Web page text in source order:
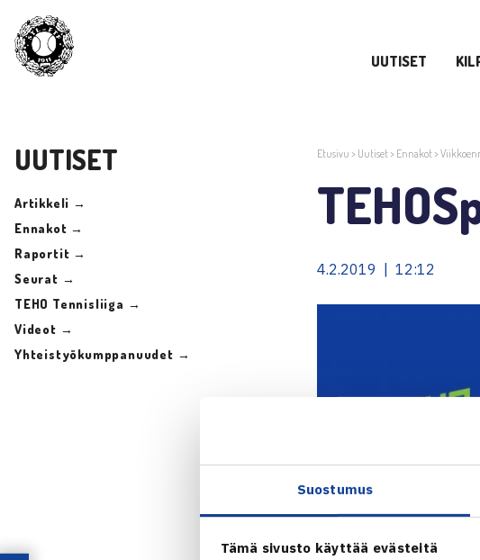
Suostumus
Tämä sivusto käyttää evästeitä
UUTISET
UUTISET
Artikkeli →
Ennakot →
Raportit →
Seurat →
TEHO Tennisliiga →
Videot →
Yhteistyökumppanuudet →
Etusivu > Uutiset> Ennakot>
4.2.2019 | 12:12